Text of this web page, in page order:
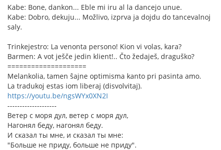
Kabe: Bone, dankon... Eble mi iru al la dancejo unue.
Kabe: Dobro, dekuju... Možlivo, izprva ja dojdu do tancevalnoj
saly.
Trinkejestro: La venonta persono! Kion vi volas, kara?
Barmen: A vot ješče jedin klient!.. Čto žedaješ, draguško?
====================
Melankolia, tamen ŝajne optimisma kanto pri pasinta amo.
La tradukoj estas iom liberaj (disvolvitaj).
https://youtu.be/ngsWYx0XN2I
--------------------
Ветер с моря дул, ветер с моря дул,
Нагонял беду, нагонял беду.
И сказал ты мне, и сказал ты мне:
"Больше не приду, больше не приду".